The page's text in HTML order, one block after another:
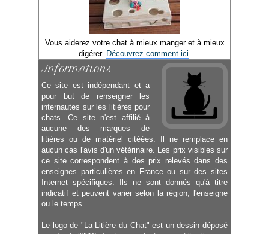
Vous aiderez votre chat à mieux manger et à mieux
digérer. Découvrez comment ici.
Informations
Ce site est indépendant et a
pour but de renseigner les
internautes sur les litières pour
chats. Ce site n'est affilié à
aucune des marques de
litières ou de matériel citéées. Il ne remplace en
aucun cas l'avis d'un vétérinaire. Les prix visibles sur
ce site correspondent à des prix relevés dans des
enseignes particulières en France ou sur des sites
Internet spécifiques. Ils ne sont donnés qu'à titre
indicatif et peuvent varier selon la région, l'enseigne
ou le temps.
Le logo de "La Litière du Chat" est un dessin déposé